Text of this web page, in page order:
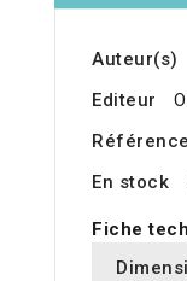
Auteur(s)
Editeur
Référence
En stock
Fiche